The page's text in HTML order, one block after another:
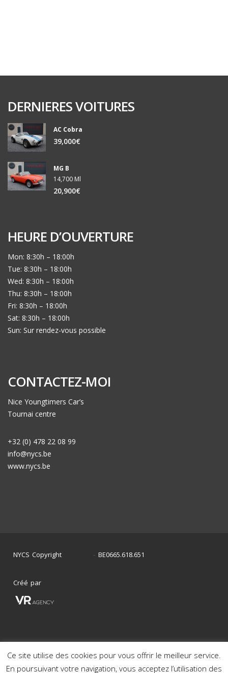
DERNIERES VOITURES
AC Cobra
39,000€
MG B
14,700 Ml
20,900€
HEURE D’OUVERTURE
Mon: 8:30h – 18:00h
Tue: 8:30h – 18:00h
Wed: 8:30h – 18:00h
Thu: 8:30h – 18:00h
Fri: 8:30h – 18:00h
Sat: 8:30h – 18:00h
Sun: Sur rendez-vous possible
CONTACTEZ-MOI
Nice Youngtimers Car’s
Tournai centre
+32 (0) 478 22 08 99
info@nycs.be
www.nycs.be
NYCS Copyright - BE0665.618.651
Créé par
Nos voitures en stock
Ce site utilise des cookies pour vous offrir le meilleur service.
En poursuivant votre navigation, vous acceptez l’utilisation des